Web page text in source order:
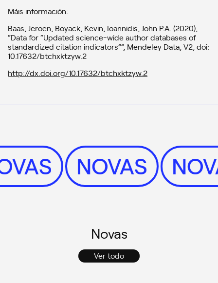
Máis información:
Baas, Jeroen; Boyack, Kevin; Ioannidis, John P.A. (2020),
“Data for “Updated science-wide author databases of
standardized citation indicators””, Mendeley Data, V2, doi:
10.17632/btchxktzyw.2
http://dx.doi.org/10.17632/btchxktzyw.2
NOVAS
Novas
Ver todo